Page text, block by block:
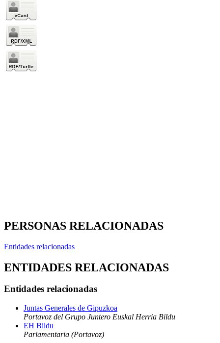
PERSONAS RELACIONADAS
Entidades relacionadas
ENTIDADES RELACIONADAS
Entidades relacionadas
Juntas Generales de Gipuzkoa
Portavoz del Grupo Juntero Euskal Herria Bildu
EH Bildu
Parlamentaria (Portavoz)